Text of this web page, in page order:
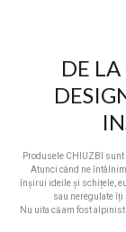
DE
Produsele CHIUZBI
Atunci când ne
înșirui ideile și schițele,
sau neregulate
Nu uita că am fost